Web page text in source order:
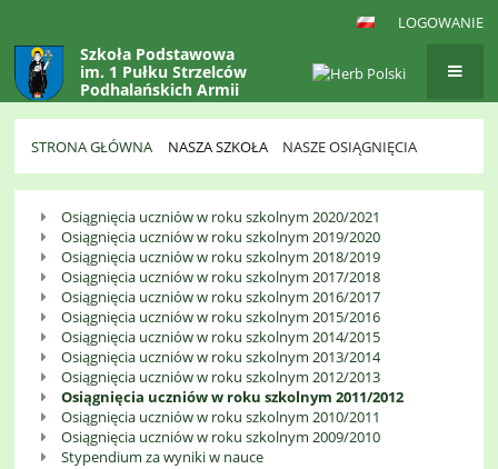
LOGOWANIE
Szkoła Podstawowa
im. 1 Pułku Strzelców
Podhalańskich Armii
Krajowej
w Gaboniu
STRONA GŁÓWNA NASZA SZKOŁA NASZE OSIĄGNIĘCIA
Nasze
Osiągnięcia
Osiągnięcia uczniów w roku szkolnym 2020/2021
Osiągnięcia uczniów w roku szkolnym 2019/2020
Osiągnięcia uczniów w roku szkolnym 2018/2019
Osiągnięcia uczniów w roku szkolnym 2017/2018
Osiągnięcia uczniów w roku szkolnym 2016/2017
Osiągnięcia uczniów w roku szkolnym 2015/2016
Osiągnięcia uczniów w roku szkolnym 2014/2015
Osiągnięcia uczniów w roku szkolnym 2013/2014
Osiągnięcia uczniów w roku szkolnym 2012/2013
Osiągnięcia uczniów w roku szkolnym 2011/2012
Osiągnięcia uczniów w roku szkolnym 2010/2011
Osiągnięcia uczniów w roku szkolnym 2009/2010
Stypendium za wyniki w nauce